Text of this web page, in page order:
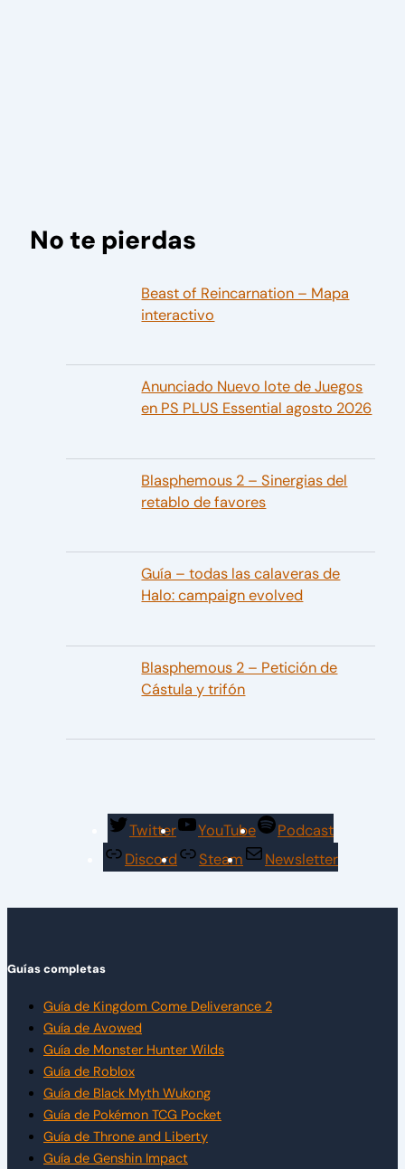
No te pierdas
Beast of Reincarnation – Mapa
interactivo
Anunciado Nuevo lote de Juegos
en PS PLUS Essential agosto 2026
Blasphemous 2 – Sinergias del
retablo de favores
Guía – todas las calaveras de
Halo: campaign evolved
Blasphemous 2 – Petición de
Cástula y trifón
Twitter YouTube
Podcast
Discord
Steam Newsletter
Guías completas
Guía de Kingdom Come Deliverance 2
Guía de Avowed
Guía de Monster Hunter Wilds
Guía de Roblox
Guía de Black Myth Wukong
Guía de Pokémon TCG Pocket
Guía de Throne and Liberty
Guía de Genshin Impact